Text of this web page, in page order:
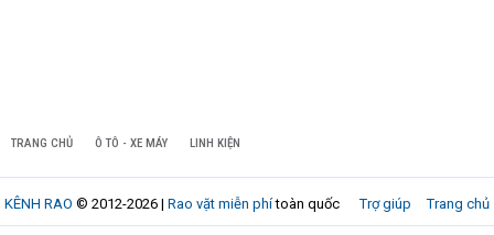
TRANG CHỦ Ô TÔ - XE MÁY LINH KIỆN
Trợ giúp Trang chủ
KÊNH RAO © 2012-2026 | Rao vặt miễn phítoàn quốc